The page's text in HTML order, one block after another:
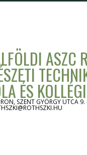
ASZC
ÉS
SZENT GYÖRGY UTCA